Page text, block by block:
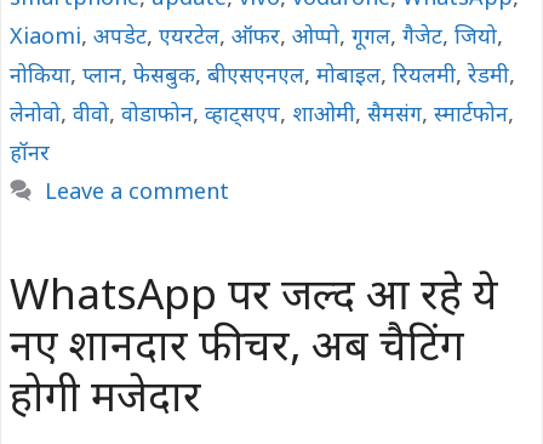
Xiaomi, अपडेट, एयरटेल, ऑफर, ओप्पो, गूगल, गैजेट, जियो,
नोकिया, प्लान, फेसबुक, बीएसएनएल, मोबाइल, रियलमी, रेडमी,
लेनोवो, वीवो, वोडाफोन, व्हाट्सएप, शाओमी, सैमसंग, स्मार्टफोन,
हॉनर
Leave a comment
WhatsApp पर जल्द आ रहे ये
नए शानदार फीचर, अब चैटिंग
होगी मजेदार